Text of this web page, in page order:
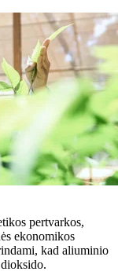
pertvarkos,
ekonomikos
kad aliuminio